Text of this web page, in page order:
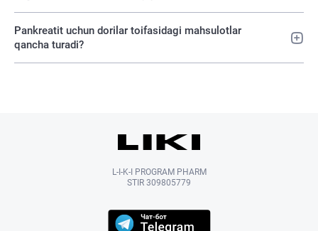
Pankreatit uchun dorilar toifasidagi mahsulotlar
qancha turadi?
L-I-K-I PROGRAM PHARM
STIR 309805779